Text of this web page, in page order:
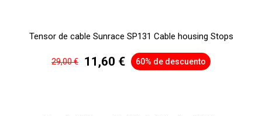
Tensor de cable Sunrace SP131 Cable housing Stops
29,00 € 11,60 € 60% de descuento